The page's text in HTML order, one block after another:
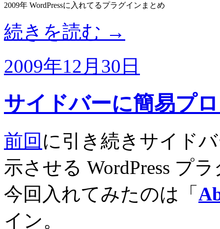
2009年 WordPressに入れてるプラグインまとめ
続きを読む →
2009年12月30日
サイドバーに簡易プ
前回 に引き続きサイド
示させる WordPress プ
今回入れてみたのは「
イン。